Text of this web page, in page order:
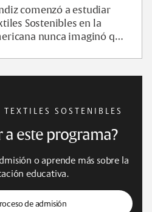
comenzó a estudiar
Sostenibles en la
nunca imaginó que
SOSTENIBLES
a este programa?
o aprende más sobre la
educativa.
de admisión